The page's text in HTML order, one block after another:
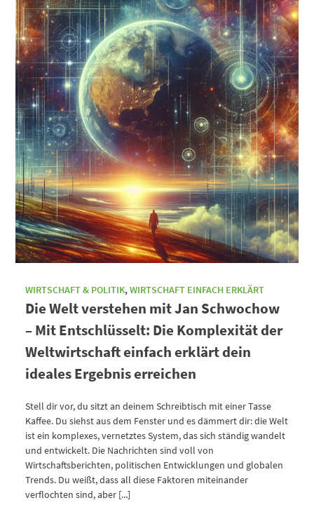
WIRTSCHAFT & POLITIK,WIRTSCHAFT EINFACH ERKLÄRT
Die Welt verstehen mit Jan Schwochow
– Mit Entschlüsselt: Die Komplexität der
Weltwirtschaft einfach erklärt dein
ideales Ergebnis erreichen
Stell dir vor, du sitzt an deinem Schreibtisch mit einer Tasse
Kaffee. Du siehst aus dem Fenster und es dämmert dir: die Welt
ist ein komplexes, vernetztes System, das sich ständig wandelt
und entwickelt. Die Nachrichten sind voll von
Wirtschaftsberichten, politischen Entwicklungen und globalen
Trends. Du weißt, dass all diese Faktoren miteinander
verflochten sind, aber [...]